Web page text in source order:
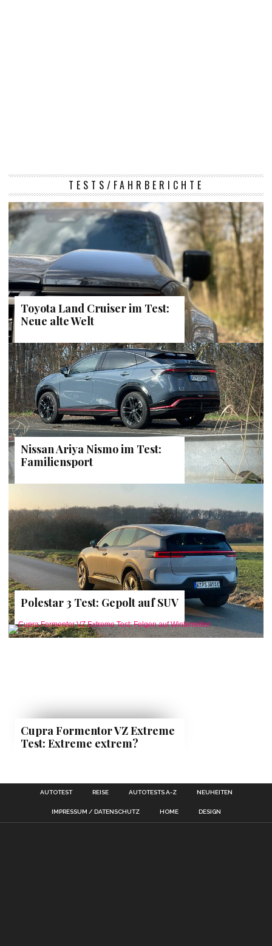
TESTS/FAHRBERICHTE
Toyota Land Cruiser im Test:
Neue alte Welt
Nissan Ariya Nismo im Test:
Familiensport
Polestar 3 Test: Gepolt auf SUV
Cupra Formentor VZ Extreme
Test: Extreme extrem?
AUTOTEST REISE AUTOTESTS A-Z NEUHEITEN
IMPRESSUM / DATENSCHUTZ HOME DESIGN